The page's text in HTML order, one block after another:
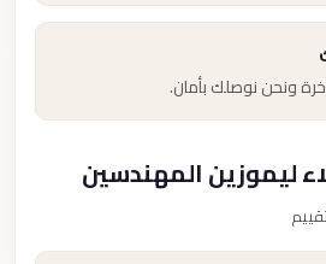
ونحن نوصلك بأمان.
ليموزين المهندسين